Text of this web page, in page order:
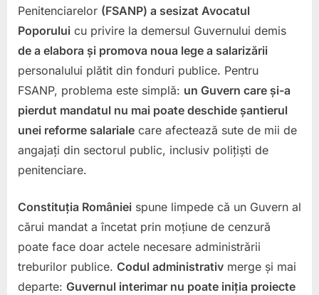
un
demis
Curții
Penitenciarelor (FSANP) a sesizat Avocatul
Poporului cu privire la demersul Guvernului demis
de a elabora și promova noua lege a salarizării
personalului plătit din fonduri publice. Pentru
FSANP, problema este simplă: un Guvern care și-a
pierdut mandatul nu mai poate deschide șantierul
unei reforme salariale care afectează sute de mii de
angajați din sectorul public, inclusiv polițiști de
penitenciare.
Constituția României spune limpede că un Guvern al
cărui mandat a încetat prin moțiune de cenzură
poate face doar actele necesare administrării
treburilor publice. Codul administrativ merge și mai
departe: Guvernul interimar nu poate iniția proiecte